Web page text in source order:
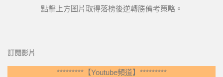
點擊上方圖片取得落榜後逆轉勝備考策略。
訂閱影片
*********【Youtube頻道】*********